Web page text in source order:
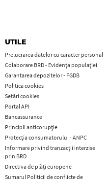
UTILE
Prelucrarea datelor cu caracter personal
Colaborare BRD - Evidența populației
Garantarea depozitelor - FGDB
Politica cookies
Setări cookies
Portal API
Bancassurance
Principii anticorupţie
Protecţia consumatorului - ANPC
Informare privind tranzacții interzise
prin BRD
Directiva de plăți europene
Sumarul Politicii de conflicte de